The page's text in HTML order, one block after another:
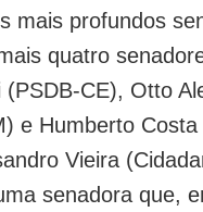
mais profundos
quatro
(PSDB-CE), Otto
e Humberto
Vieira
senadora que,